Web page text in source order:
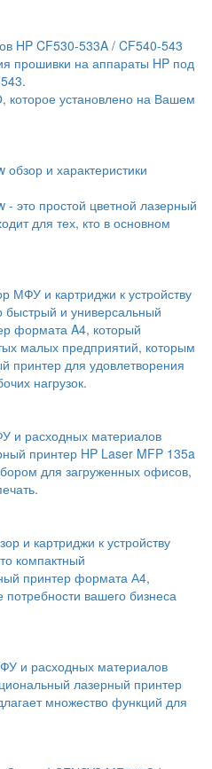
HP CF530-533A / CF540-543
прошивки на аппараты HP под
установлено на Вашем
и характеристики
это простой цветной лазерный
для тех, кто в основном
МФУ и картриджи к устройству
быстрый и универсальный
формата A4, который
малых предприятий, которым
принтер для удовлетворения
нагрузок.
и расходных материалов
принтер HP Laser MFP 135a
для загруженных офисов,
и картриджи к устройству
компактный
принтер формата А4,
потребности вашего бизнеса
и расходных материалов
лазерный принтер
множество функций для